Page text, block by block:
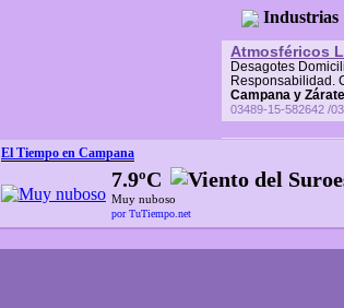
Industrias
Atmosféricos
Desagotes
Responsabilidad.
Campana y Zárate
03489-15-582642 /
El Tiempo en Campana
7.9ºC
Muy nuboso
por TuTiempo.net